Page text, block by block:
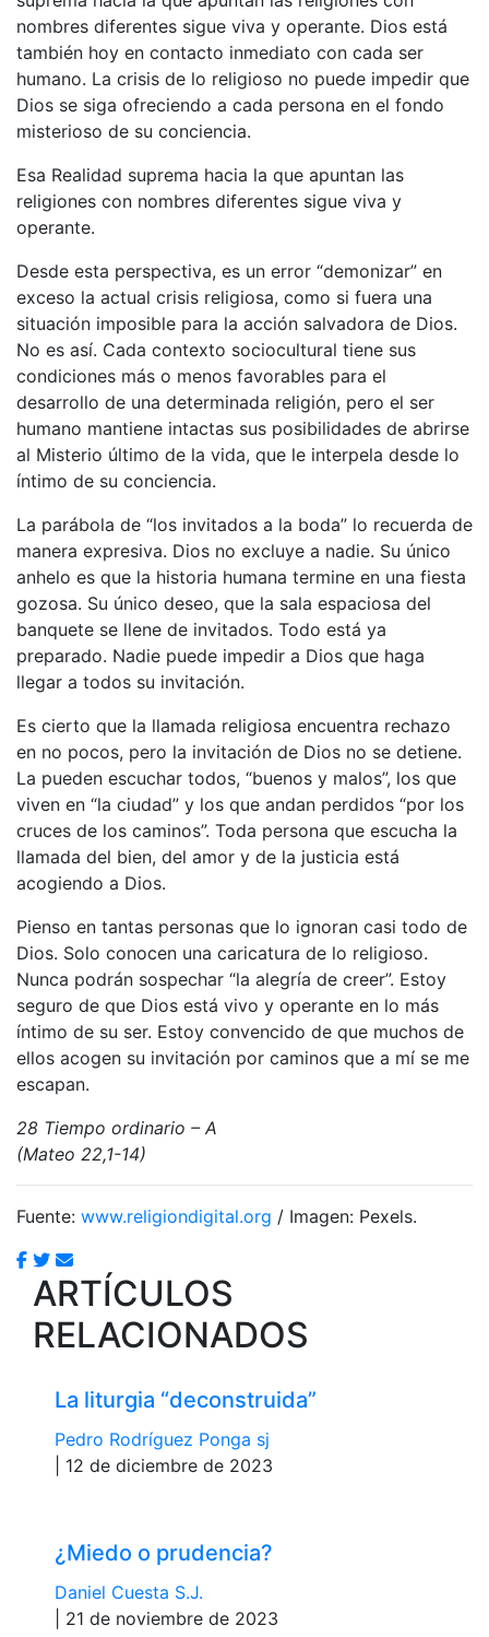
nombres diferentes sigue viva y operante. Dios está
también hoy en contacto inmediato con cada ser
humano. La crisis de lo religioso no puede impedir que
Dios se siga ofreciendo a cada persona en el fondo
misterioso de su conciencia.
Esa Realidad suprema hacia la que apuntan las
religiones con nombres diferentes sigue viva y
operante.
Desde esta perspectiva, es un error “demonizar” en
exceso la actual crisis religiosa, como si fuera una
situación imposible para la acción salvadora de Dios.
No es así. Cada contexto sociocultural tiene sus
condiciones más o menos favorables para el
desarrollo de una determinada religión, pero el ser
humano mantiene intactas sus posibilidades de abrirse
al Misterio último de la vida, que le interpela desde lo
íntimo de su conciencia.
La parábola de “los invitados a la boda” lo recuerda de
manera expresiva. Dios no excluye a nadie. Su único
anhelo es que la historia humana termine en una fiesta
gozosa. Su único deseo, que la sala espaciosa del
banquete se llene de invitados. Todo está ya
preparado. Nadie puede impedir a Dios que haga
llegar a todos su invitación.
Es cierto que la llamada religiosa encuentra rechazo
en no pocos, pero la invitación de Dios no se detiene.
La pueden escuchar todos, “buenos y malos”, los que
viven en “la ciudad” y los que andan perdidos “por los
cruces de los caminos”. Toda persona que escucha la
llamada del bien, del amor y de la justicia está
acogiendo a Dios.
Pienso en tantas personas que lo ignoran casi todo de
Dios. Solo conocen una caricatura de lo religioso.
Nunca podrán sospechar “la alegría de creer”. Estoy
seguro de que Dios está vivo y operante en lo más
íntimo de su ser. Estoy convencido de que muchos de
ellos acogen su invitación por caminos que a mí se me
escapan.
28 Tiempo ordinario – A
(Mateo 22,1-14)
Fuente: www.religiondigital.org / Imagen: Pexels.
ARTÍCULOS
RELACIONADOS
La liturgia “deconstruida”
Pedro Rodríguez Ponga sj
| 12 de diciembre de 2023
¿Miedo o prudencia?
Daniel Cuesta S.J.
| 21 de noviembre de 2023